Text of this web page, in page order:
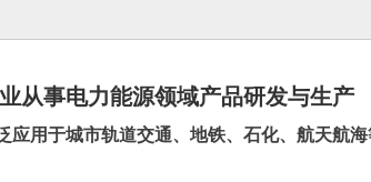
从事电力能源领域产品研发与生产
应用于城市轨道交通、地铁、石化、航天航